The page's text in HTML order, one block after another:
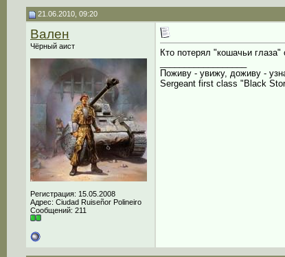
21.06.2010, 09:20
Вален
Чёрный аист
Регистрация: 15.05.2008
Адрес: Сiudad Ruiseñor Polineiro
Сообщений: 211
Кто потерял "кошачьи
Поживу - увижу, доживу -
Sergeant first class "Black